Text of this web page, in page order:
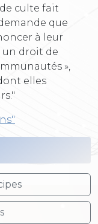
culte fait
que
à leur
un droit de
»,
elles